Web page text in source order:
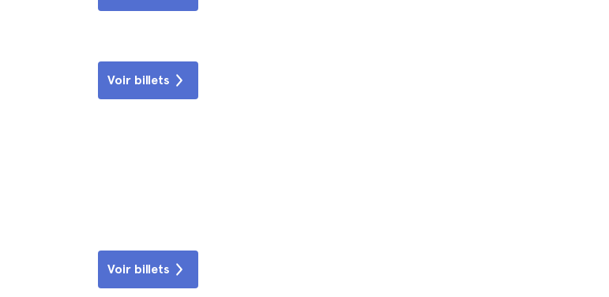
Voir billets
Voir billets